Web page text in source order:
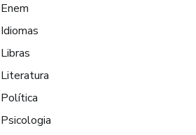
Enem
Idiomas
Libras
Literatura
Política
Psicologia